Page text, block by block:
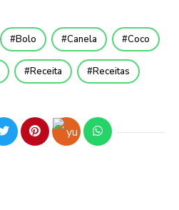
Bolo Canela Coco
Receita Receitas